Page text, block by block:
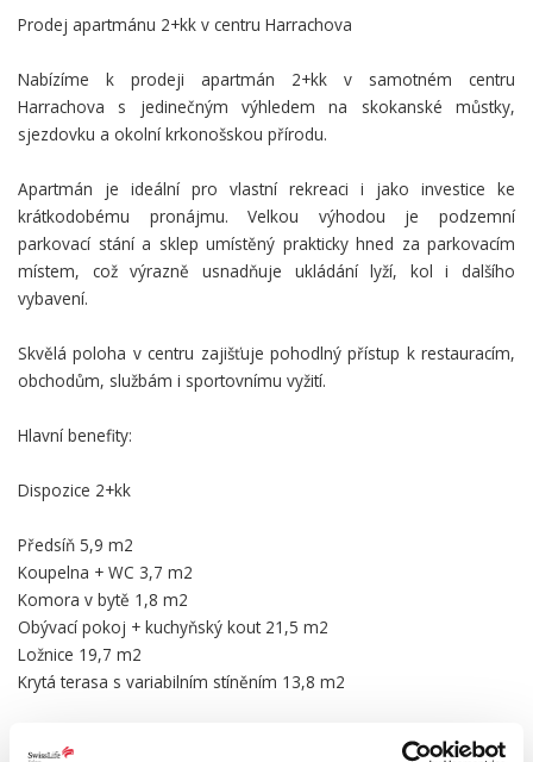
Prodej apartmánu 2+kk v centru Harrachova
Nabízíme k prodeji apartmán 2+kk v samotném centru
Harrachova s jedinečným výhledem na skokanské můstky,
sjezdovku a okolní krkonošskou přírodu.
Apartmán je ideální pro vlastní rekreaci i jako investice ke
krátkodobému pronájmu. Velkou výhodou je podzemní
parkovací stání a sklep umístěný prakticky hned za parkovacím
místem, což výrazně usnadňuje ukládání lyží, kol i dalšího
vybavení.
Skvělá poloha v centru zajišťuje pohodlný přístup k restauracím,
obchodům, službám i sportovnímu vyžití.
Hlavní benefity:
Dispozice 2+kk
Předsíň 5,9 m2
Koupelna + WC 3,7 m2
Komora v bytě 1,8 m2
Obývací pokoj + kuchyňský kout 21,5 m2
Ložnice 19,7 m2
Krytá terasa s variabilním stíněním 13,8 m2